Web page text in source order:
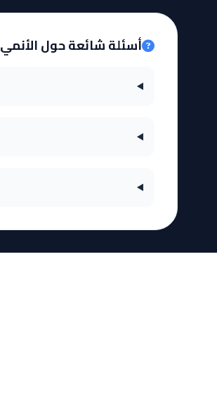
أسئلة شائعة حول الأنمي